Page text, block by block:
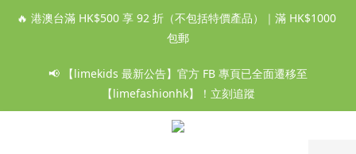
🔥 港澳台滿 HK$500 享 92 折（不包括特價產品）｜滿 HK$1000
包郵
📢 【limekids 最新公告】官方 FB 專頁已全面遷移至
【limefashionhk】！立刻追蹤